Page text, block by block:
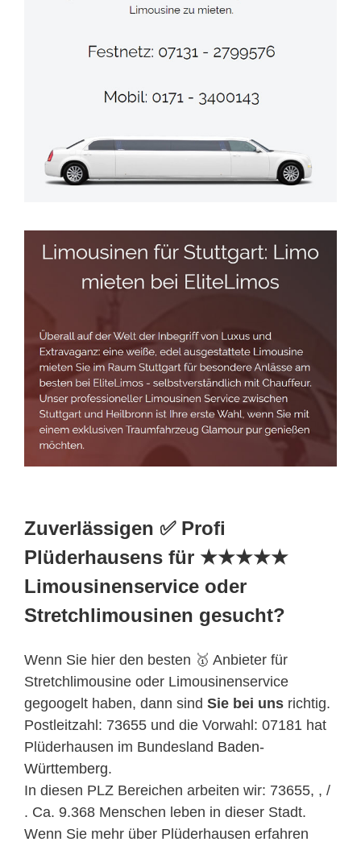
Zuverlässigen ✅ Profi
Plüderhausens für ★★★★★
Limousinenservice oder
Stretchlimousinen gesucht?
Wenn Sie hier den besten 🥇 Anbieter für
Stretchlimousine oder Limousinenservice
gegoogelt haben, dann sind Sie bei uns richtig.
Postleitzahl: 73655 und die Vorwahl: 07181 hat
Plüderhausen im Bundesland Baden-
Württemberg.
In diesen PLZ Bereichen arbeiten wir: 73655, , /
. Ca. 9.368 Menschen leben in dieser Stadt.
Wenn Sie mehr über Plüderhausen erfahren